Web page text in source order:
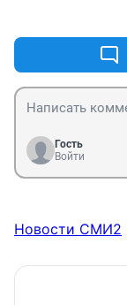
Гость
Войти
Новости СМИ2